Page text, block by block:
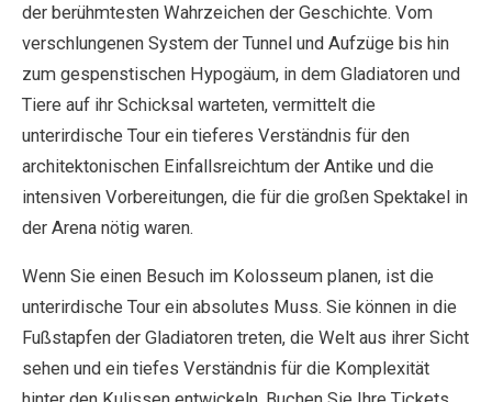
der berühmtesten Wahrzeichen der Geschichte. Vom
verschlungenen System der Tunnel und Aufzüge bis hin
zum gespenstischen Hypogäum, in dem Gladiatoren und
Tiere auf ihr Schicksal warteten, vermittelt die
unterirdische Tour ein tieferes Verständnis für den
architektonischen Einfallsreichtum der Antike und die
intensiven Vorbereitungen, die für die großen Spektakel in
der Arena nötig waren.
Wenn Sie einen Besuch im Kolosseum planen, ist die
unterirdische Tour ein absolutes Muss. Sie können in die
Fußstapfen der Gladiatoren treten, die Welt aus ihrer Sicht
sehen und ein tiefes Verständnis für die Komplexität